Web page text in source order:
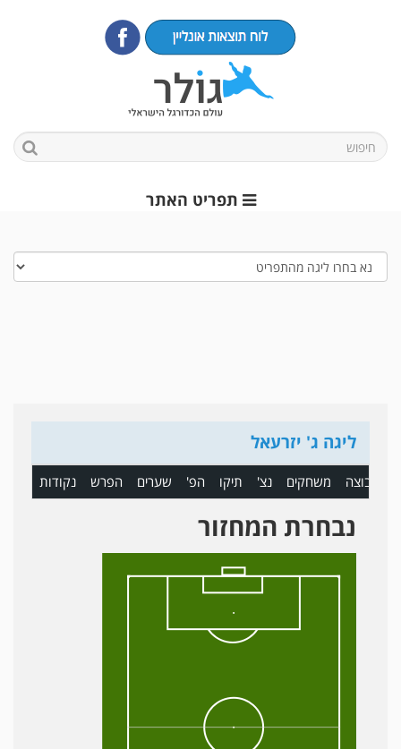
תפריט האתר
ליגה ג' יזרעאל
קבוצה משחקים נצ' תיקו הפ' שערים הפרש נקודות
נבחרת המחזור